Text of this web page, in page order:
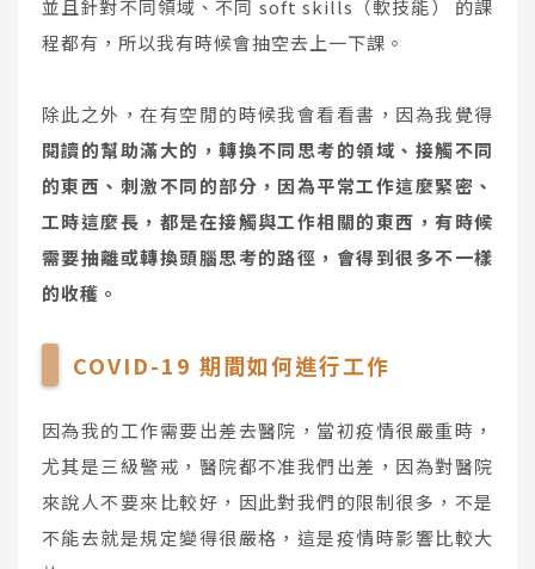
並且針對不同領域、不同 soft skills（軟技能） 的課
程都有，所以我有時候會抽空去上一下課。
除此之外，在有空閒的時候我會看看書，因為我覺得
閱讀的幫助滿大的，轉換不同思考的領域、接觸不同
的東西、刺激不同的部分，因為平常工作這麼緊密、
工時這麼長，都是在接觸與工作相關的東西，有時候
需要抽離或轉換頭腦思考的路徑，會得到很多不一樣
的收穫。
COVID-19 期間如何進行工作
因為我的工作需要出差去醫院，當初疫情很嚴重時，
尤其是三級警戒，醫院都不准我們出差，因為對醫院
來說人不要來比較好，因此對我們的限制很多，不是
不能去就是規定變得很嚴格，這是疫情時影響比較大